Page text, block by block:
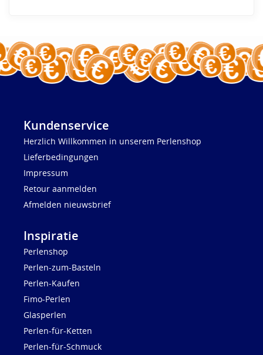
Kundenservice
Herzlich Willkommen in unserem Perlenshop
Lieferbedingungen
Impressum
Retour aanmelden
Afmelden nieuwsbrief
Inspiratie
Perlenshop
Perlen-zum-Basteln
Perlen-Kaufen
Fimo-Perlen
Glasperlen
Perlen-für-Ketten
Perlen-für-Schmuck